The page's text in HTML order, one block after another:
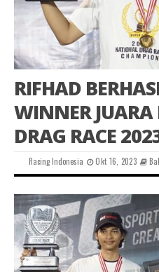
RIFHAD
WINNER
DRAG RACE
Racing Indonesia Okt 16, 2023